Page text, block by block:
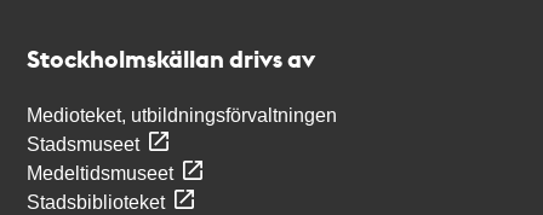
Stockholmskällan drivs av
Medioteket, utbildningsförvaltningen
Stadsmuseet
Medeltidsmuseet
Stadsbiblioteket